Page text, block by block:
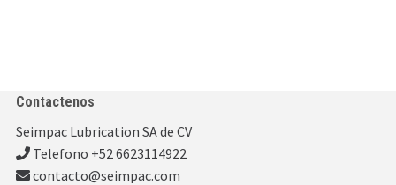
Contactenos
Seimpac Lubrication SA de CV
Telefono +52 6623114922
contacto@seimpac.com